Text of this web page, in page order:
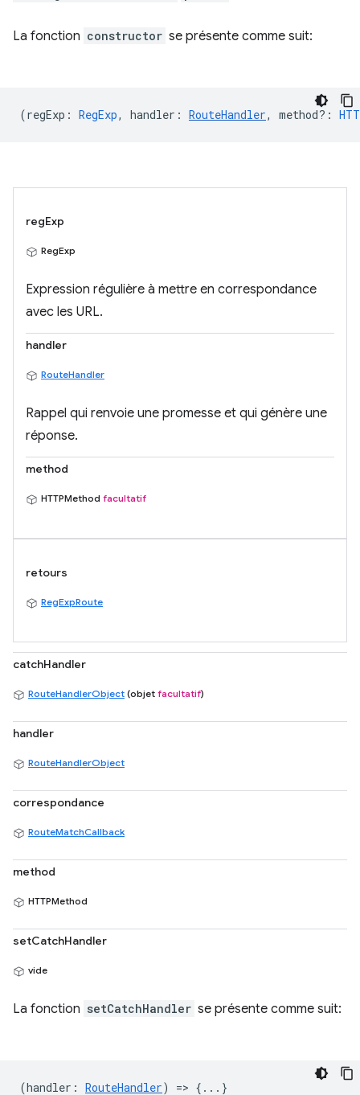
La fonction constructor se présente comme suit:
(regExp : RegExp, handler : RouteHandler, method? :
regExp
RegExp
Expression régulière à mettre en correspondance
avec les URL.
handler
RouteHandler
Rappel qui renvoie une promesse et qui génère une
réponse.
method
HTTPMethod facultatif
retours
RegExpRoute
catchHandler
RouteHandlerObject (objet facultatif)
handler
RouteHandlerObject
correspondance
RouteMatchCallback
method
HTTPMethod
setCatchHandler
vide
La fonction setCatchHandler se présente comme suit:
(handler : RouteHandler) => {...}